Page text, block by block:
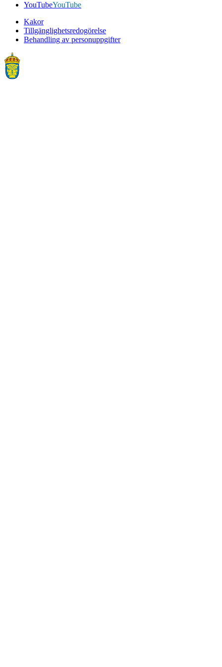
YouTubeYouTube
Kakor
Tillgänglighetsredogörelse
Behandling av personuppgifter